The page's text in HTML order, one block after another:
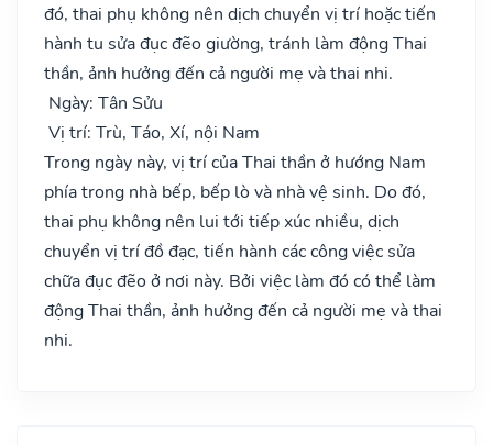
đó, thai phụ không nên dịch chuyển vị trí hoặc tiến
hành tu sửa đục đẽo giường, tránh làm động Thai
thần, ảnh hưởng đến cả người mẹ và thai nhi.
Ngày: Tân Sửu
Vị trí: Trù, Táo, Xí, nội Nam
Trong ngày này, vị trí của Thai thần ở hướng Nam
phía trong nhà bếp, bếp lò và nhà vệ sinh. Do đó,
thai phụ không nên lui tới tiếp xúc nhiều, dịch
chuyển vị trí đồ đạc, tiến hành các công việc sửa
chữa đục đẽo ở nơi này. Bởi việc làm đó có thể làm
động Thai thần, ảnh hưởng đến cả người mẹ và thai
nhi.